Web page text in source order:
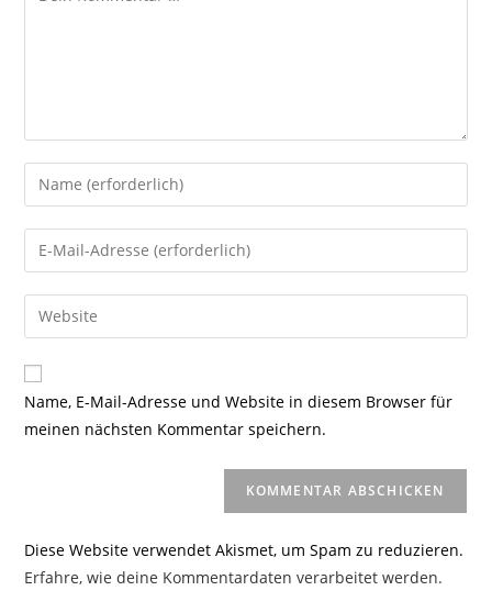
Gib
deinen
Namen
oder
zum
Kommentieren
ein
Gib
deine
E-
Mail-
zum
Kommentieren
ein
Gib
deine
Website-
URL
Name, E-Mail-Adresse und Website in diesem Browser für
meinen nächsten Kommentar speichern.
Diese Website verwendet Akismet, um Spam zu reduzieren.
Erfahre, wie deine Kommentardaten verarbeitet werden.